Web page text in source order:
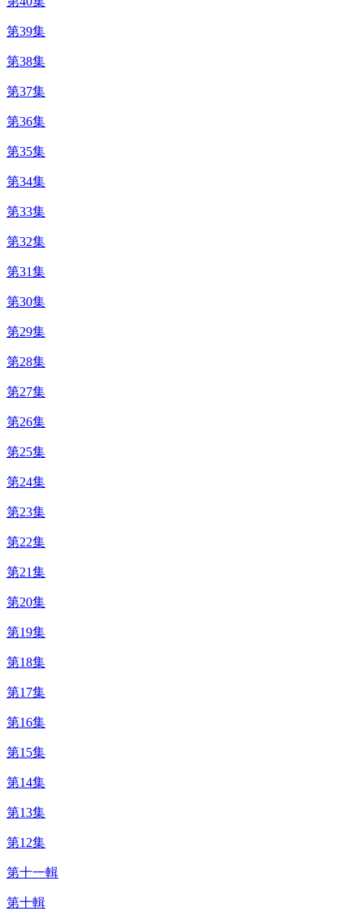
第39集
第38集
第37集
第36集
第35集
第34集
第33集
第32集
第31集
第30集
第29集
第28集
第27集
第26集
第25集
第24集
第23集
第22集
第21集
第20集
第19集
第18集
第17集
第16集
第15集
第14集
第13集
第12集
第十一輯
第十輯